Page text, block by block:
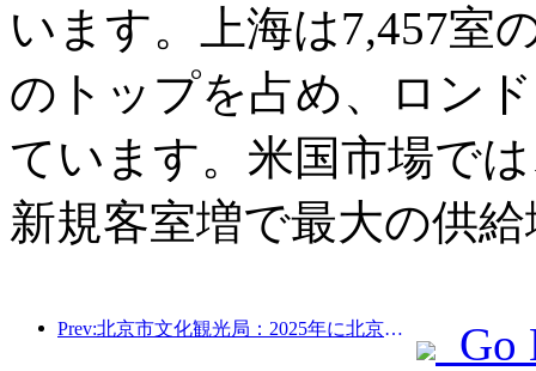
います。上海は7,457室
のトップを占め、ロン
ています。米国市場で
新規客室増で最大の供
Prev:北京市文化観光局：2025年に北京市を訪れた観光客は548万人で、前年比39％増加した。
Go